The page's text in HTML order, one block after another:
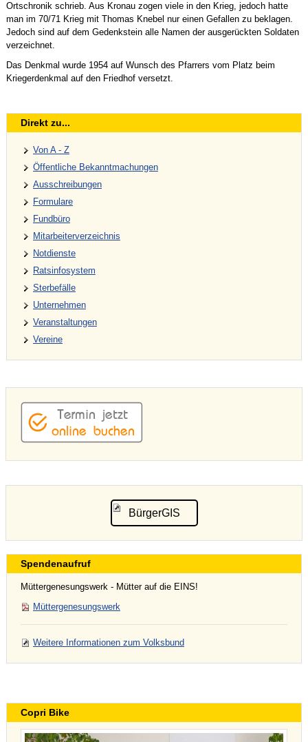
Ortschronik schrieb. Aus Kronau zogen viele in den Krieg, jedoch hatte
man im 70/71 Krieg mit Thomas Knebel nur einen Gefallen zu beklagen.
Jedoch sind auf dem Gedenkstein alle Namen der ausgerückten Soldaten
verzeichnet.
Das Denkmal wurde 1954 auf Wunsch des Pfarrers vom Platz beim
Kriegerdenkmal auf den Friedhof versetzt.
Direkt zu...
Von A - Z
Öffentliche Bekanntmachungen
Ausschreibungen
Formulare
Fundbüro
Mitarbeiterverzeichnis
Notdienste
Ratsinfosystem
Sterbefälle
Unternehmen
Veranstaltungen
Vereine
BürgerGIS
Spendenaufruf
Müttergenesungswerk - Mütter auf die EINS!
Müttergenesungswerk
Weitere Informationen zum Volksbund
Copri Bike